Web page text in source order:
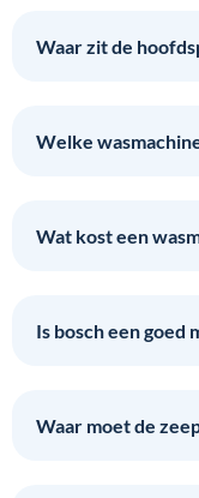
Waar zit de
Welke
Wat kost een
Is bosch een goed
Waar moet de